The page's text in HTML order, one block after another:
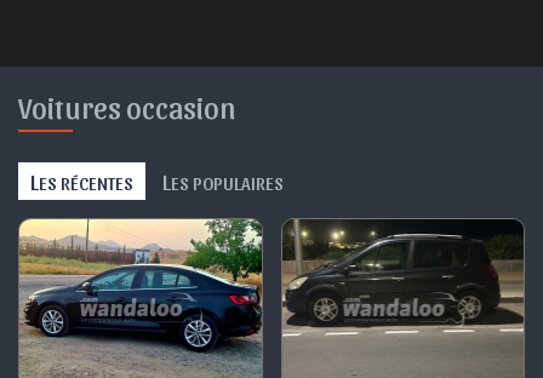
Voitures occasion
L ES RÉCENTES L ES POPULAIRES